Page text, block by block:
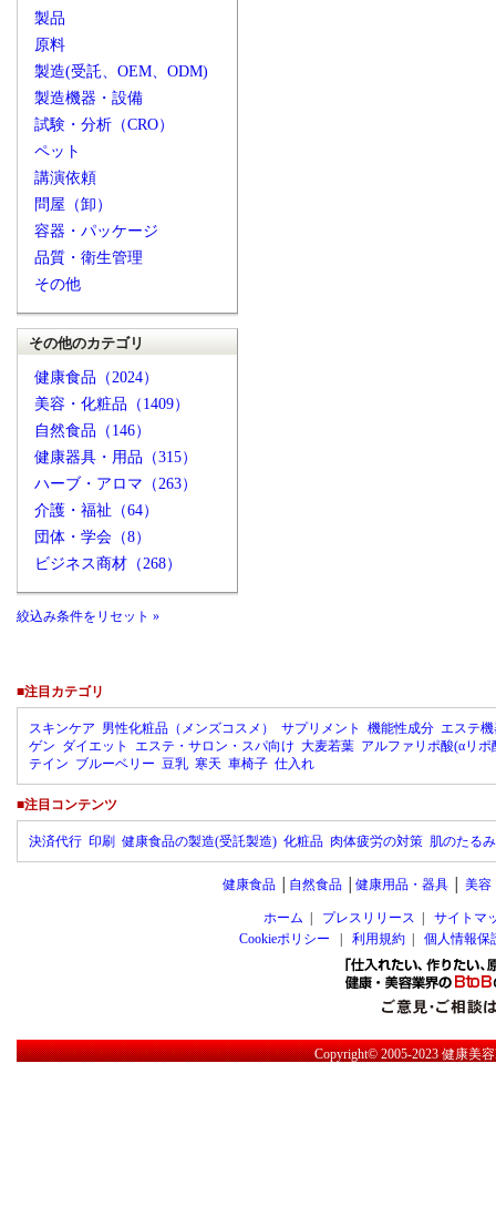
製品
原料
製造(受託、OEM、ODM)
製造機器・設備
試験・分析（CRO）
ペット
講演依頼
問屋（卸）
容器・パッケージ
品質・衛生管理
その他
その他のカテゴリ
健康食品（2024）
美容・化粧品（1409）
自然食品（146）
健康器具・用品（315）
ハーブ・アロマ（263）
介護・福祉（64）
団体・学会（8）
ビジネス商材（268）
絞込み条件をリセット »
■注目カテゴリ
スキンケア 男性化粧品（メンズコスメ） サプリメント 機能性成分 エステ
ゲン ダイエット エステ・サロン・スパ向け 大麦若葉 アルファリポ酸(αリポ
テイン ブルーベリー 豆乳 寒天 車椅子 仕入れ
■注目コンテンツ
決済代行 印刷 健康食品の製造(受託製造) 化粧品 肉体疲労の対策 肌のたる
健康食品│ 自然食品│ 健康用品・器具│ 美容
ホーム プレスリリース
サイトマ
Cookieポリシー
利用規約| 個人情報保
Copyright© 2005-2023健康美